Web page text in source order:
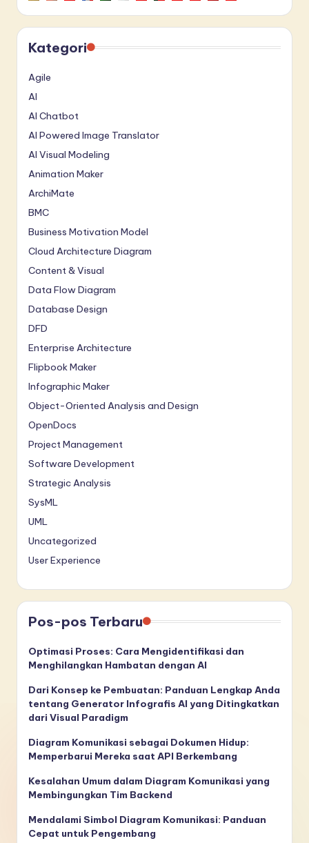
Kategori
Agile
AI
AI Chatbot
AI Powered Image Translator
AI Visual Modeling
Animation Maker
ArchiMate
BMC
Business Motivation Model
Cloud Architecture Diagram
Content & Visual
Data Flow Diagram
Database Design
DFD
Enterprise Architecture
Flipbook Maker
Infographic Maker
Object-Oriented Analysis and Design
OpenDocs
Project Management
Software Development
Strategic Analysis
SysML
UML
Uncategorized
User Experience
Pos-pos Terbaru
Optimasi Proses: Cara Mengidentifikasi dan
Menghilangkan Hambatan dengan AI
Dari Konsep ke Pembuatan: Panduan Lengkap Anda
tentang Generator Infografis AI yang Ditingkatkan
dari Visual Paradigm
Diagram Komunikasi sebagai Dokumen Hidup:
Memperbarui Mereka saat API Berkembang
Kesalahan Umum dalam Diagram Komunikasi yang
Membingungkan Tim Backend
Mendalami Simbol Diagram Komunikasi: Panduan
Cepat untuk Pengembang